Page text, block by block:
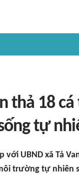
thả 18
tự
UBND xã Tả
trường tự nhiên